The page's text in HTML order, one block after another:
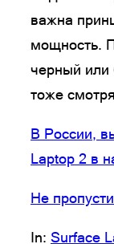
важна
мощность.
черный или
тоже
В России,
Laptop 2 в
Не
In: Surface